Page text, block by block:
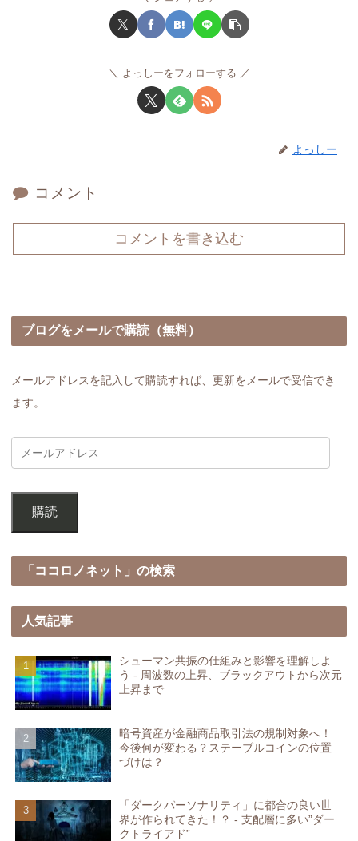
よっしーをフォローする
よっしー
コメント
コメントを書き込む
ブログをメールで購読（無料）
メールアドレスを記入して購読すれば、更新をメールで受信でき
ます。
購読
「ココロノネット」の検索
人気記事
シューマン共振の仕組みと影響を理解しよ
う - 周波数の上昇、ブラックアウトから次元
上昇まで
暗号資産が金融商品取引法の規制対象へ！
今後何が変わる？ステーブルコインの位置
づけは？
「ダークパーソナリティ」に都合の良い世
界が作られてきた！？ - 支配層に多い”ダー
クトライアド”